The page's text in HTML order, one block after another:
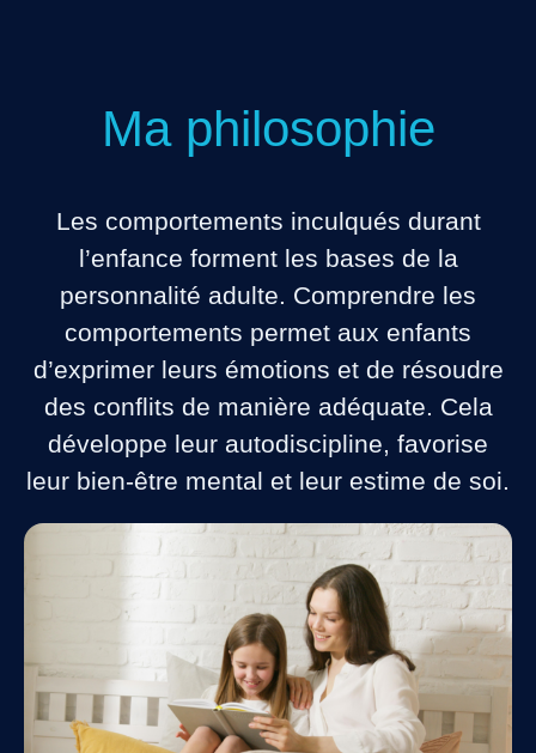
Ma philosophie
Les comportements inculqués durant
l’enfance forment les bases de la
personnalité adulte. Comprendre les
comportements permet aux enfants
d’exprimer leurs émotions et de résoudre
des conflits de manière adéquate. Cela
développe leur autodiscipline, favorise
leur bien-être mental et leur estime de soi.